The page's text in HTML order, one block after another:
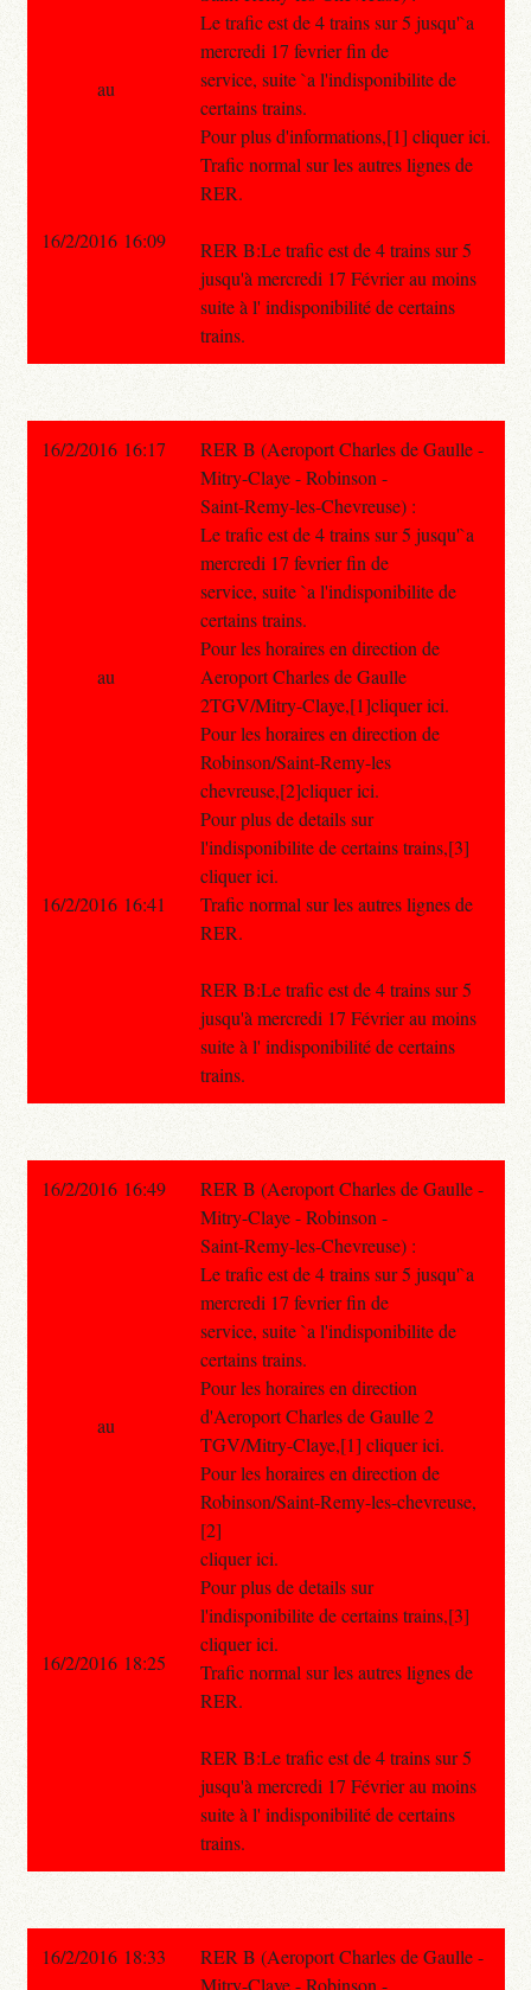
Le trafic est de 4 trains sur 5 jusqu'`a
mercredi 17 fevrier fin de
service, suite `a l'indisponibilite de
certains trains.
Pour plus d'informations,[1] cliquer ici.
Trafic normal sur les autres lignes de
RER.
RER B:Le trafic est de 4 trains sur 5
jusqu'à mercredi 17 Février au moins
suite à l' indisponibilité de certains
trains.
au
16/2/2016 16:09
16/2/2016 16:17
RER B (Aeroport Charles de Gaulle -
Mitry-Claye - Robinson -
Saint-Remy-les-Chevreuse) :
Le trafic est de 4 trains sur 5 jusqu'`a
mercredi 17 fevrier fin de
service, suite `a l'indisponibilite de
certains trains.
Pour les horaires en direction de
Aeroport Charles de Gaulle
2TGV/Mitry-Claye,[1]cliquer ici.
Pour les horaires en direction de
Robinson/Saint-Remy-les
chevreuse,[2]cliquer ici.
Pour plus de details sur
l'indisponibilite de certains trains,[3]
cliquer ici.
Trafic normal sur les autres lignes de
RER.
RER B:Le trafic est de 4 trains sur 5
jusqu'à mercredi 17 Février au moins
suite à l' indisponibilité de certains
trains.
au
16/2/2016 16:41
16/2/2016 16:49
RER B (Aeroport Charles de Gaulle -
Mitry-Claye - Robinson -
Saint-Remy-les-Chevreuse) :
Le trafic est de 4 trains sur 5 jusqu'`a
mercredi 17 fevrier fin de
service, suite `a l'indisponibilite de
certains trains.
Pour les horaires en direction
d'Aeroport Charles de Gaulle 2
TGV/Mitry-Claye,[1] cliquer ici.
Pour les horaires en direction de
Robinson/Saint-Remy-les-chevreuse,
[2]
cliquer ici.
Pour plus de details sur
l'indisponibilite de certains trains,[3]
cliquer ici.
Trafic normal sur les autres lignes de
RER.
RER B:Le trafic est de 4 trains sur 5
jusqu'à mercredi 17 Février au moins
suite à l' indisponibilité de certains
trains.
au
16/2/2016 18:25
16/2/2016 18:33
RER B (Aeroport Charles de Gaulle -
Mitry-Claye - Robinson -